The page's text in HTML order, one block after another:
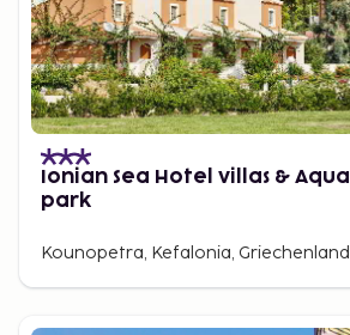
Ionian Sea Hotel villas & Aqua
park
Kounopetra, Kefalonia, Griechenland